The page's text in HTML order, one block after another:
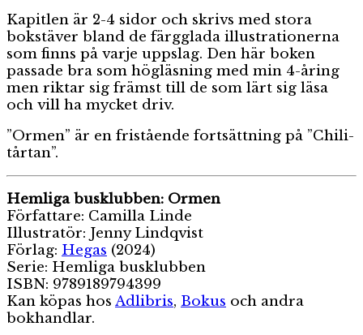
Kapitlen är 2-4 sidor och skrivs med stora
bokstäver bland de färgglada illustrationerna
som finns på varje uppslag. Den här boken
passade bra som högläsning med min 4-åring
men riktar sig främst till de som lärt sig läsa
och vill ha mycket driv.
”Ormen” är en fristående fortsättning på ”Chili-
tårtan”.
Hemliga busklubben: Ormen
Författare: Camilla Linde
Illustratör: Jenny Lindqvist
Förlag: Hegas (2024)
Serie: Hemliga busklubben
ISBN: 9789189794399
Kan köpas hos Adlibris, Bokus och andra
bokhandlar.